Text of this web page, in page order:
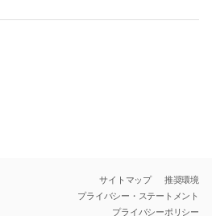
サイトマップ
推奨環境
プライバシー・ステートメント
プライバシーポリシー